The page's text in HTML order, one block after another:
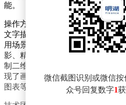
能。
操作方式上，Muse Image延续了
文字描述即可生成符合要求的图
用场景的适配性，例如支持一键
影、精准移除照片背景中的干扰
制二维码。针对同类产品常见的文
现了画面内文字的清晰呈现，可
图表等需要文字说明的场景。
微信截图识别或微信
众号回复数字1